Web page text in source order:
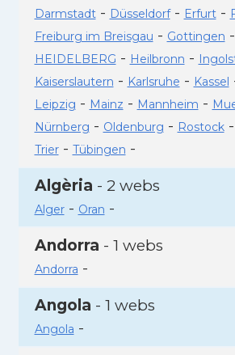
Darmstadt- Düsseldorf- Erfurt-
Freiburg im Breisgau - Gottingen -
HEIDELBERG - Heilbronn -
Kaiserslautern - Karlsruhe - Kassel
Leipzig - Mainz - Mannheim -
Nürnberg - Oldenburg - Rostock-
Trier- Tübingen -
Algèria - 2 webs
Alger- Oran -
Andorra - 1 webs
Andorra -
Angola - 1 webs
Angola -